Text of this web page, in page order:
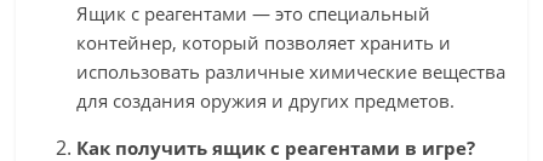
Ящик с реагентами — это специальный
контейнер, который позволяет хранить и
использовать различные химические вещества
для создания оружия и других предметов.
Как получить ящик с реагентами в игре?